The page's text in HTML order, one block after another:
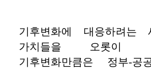
기후변화에 대응하려
가치들을 오롯이
기후변화만큼은 정부-공